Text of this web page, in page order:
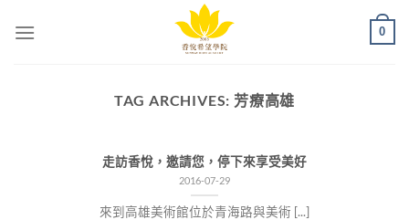
0
TAG ARCHIVES: 芳療高雄
走訪香悅，邀請您，停下來享受美好
2016-07-29
來到高雄美術館位於青海路與美術 [...]